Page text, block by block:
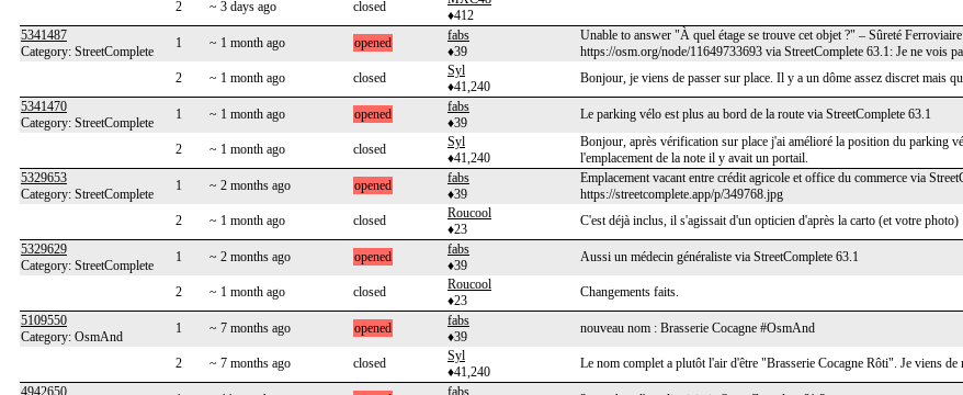
2 ~ 3 days ago closed
♦412
5341487
Category: StreetComplete
1 ~ 1 month ago opened
fabs
♦39
Unable to answer "À quel étage se trouve cet objet ?" – Sûreté
https://osm.org/node/11649733693 via StreetComplete 63.1: Je ne vois
2
~ 1 month ago closed
Syl
♦41,240
Bonjour, je viens de passer sur place. Il y a un dôme assez discret mais
5341470
Category: StreetComplete
1 ~ 1 month ago opened
fabs
♦39
Le parking vélo est plus au bord de la route via StreetComplete 63.1
2 ~ 1 month ago closed
Syl
♦41,240
Bonjour, après vérification sur place j'ai amélioré la position du parking
l'emplacement de la note il y avait un portail.
5329653
Category: StreetComplete
1 ~ 2 months ago opened
fabs
♦39
Emplacement vacant entre crédit agricole et office du commerce via
https://streetcomplete.app/p/349768.jpg
2
~ 1 month ago closed
Roucool
♦23
C'est déjà inclus, il s'agissait d'un opticien d'après la carto (et votre photo)
5329629
Category: StreetComplete
1 ~ 2 months ago opened
fabs
♦39
Aussi un médecin généraliste via StreetComplete 63.1
2 ~ 1 month ago closed
Roucool
♦23
Changements faits.
5109550
Category: OsmAnd
1 ~ 7 months ago opened
fabs
♦39
nouveau nom : Brasserie Cocagne #OsmAnd
2 ~ 7 months ago closed
Syl
♦41,240
Le nom complet a plutôt l'air d'être "Brasserie Cocagne Rôti". Je viens de
4942650
fabs